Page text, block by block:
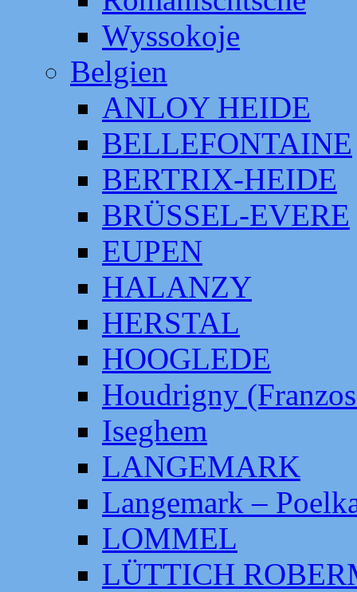
Wyssokoje
Belgien
ANLOY HEIDE
BELLEFONTAINE
BERTRIX-HEIDE
BRÜSSEL-EVERE
EUPEN
HALANZY
HERSTAL
HOOGLEDE
Houdrigny
Iseghem
LANGEMARK
Langemark –
LOMMEL
LÜTTICH